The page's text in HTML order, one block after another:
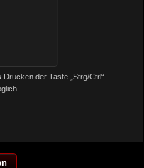
der Taste „Strg/Ctrl“